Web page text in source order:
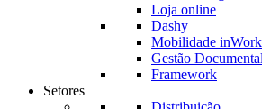
Loja online
Dashy
Mobilidade inWork
Gestão Documental
Framework
Setores